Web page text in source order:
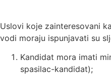
Uslovi koje zainteresovani
vodi moraju ispunjavati su
Kandidat mora imati
spasilac-kandidat);